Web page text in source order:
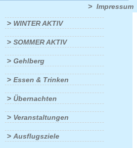
> Impressum
> WINTER AKTIV
> SOMMER AKTIV
> Gehlberg
> Essen & Trinken
> Übernachten
> Veranstaltungen
> Ausflugsziele